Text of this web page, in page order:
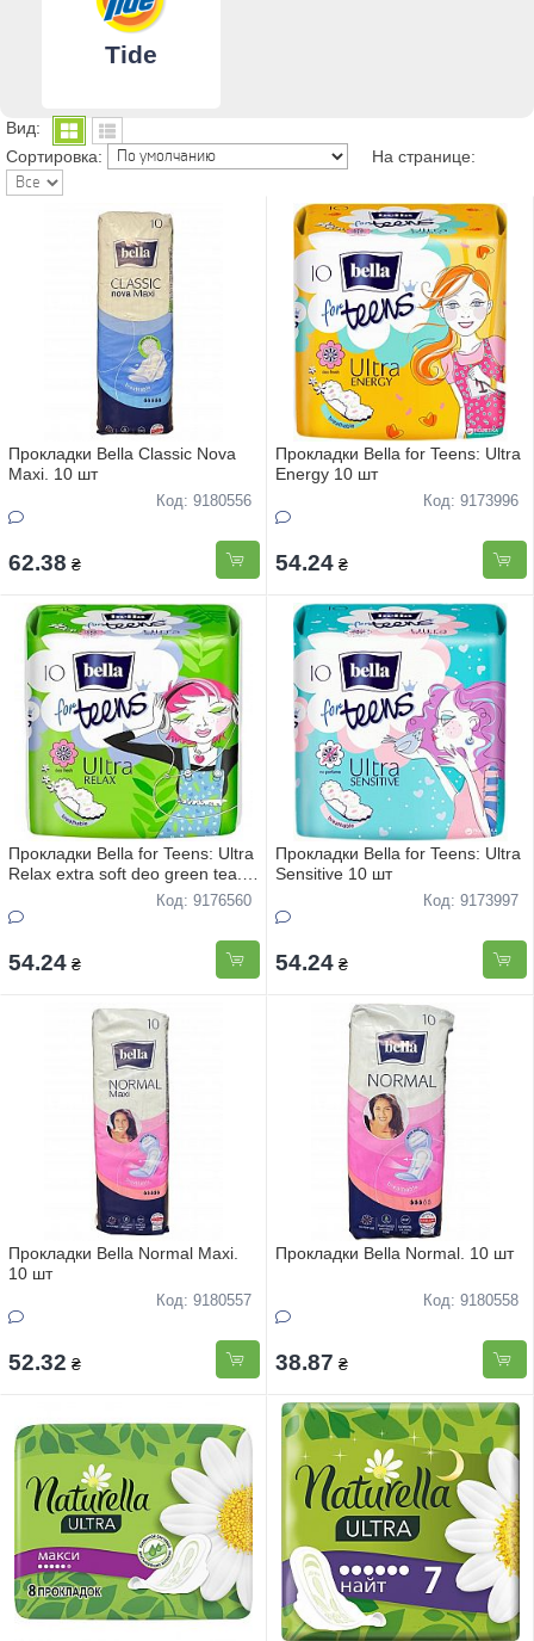
Tide
Вид:
Сортировка:
На странице:
Прокладки Bella Classic Nova
Maxi. 10 шт
Код: 9180556
62.38 ₴
Прокладки Bella for Teens: Ultra
Energy 10 шт
Код: 9173996
54.24 ₴
Прокладки Bella for Teens: Ultra
Relax extra soft deo greеn tea.
Код: 9176560
54.24 ₴
Прокладки Bella for Teens: Ultra
Sensitive 10 шт
Код: 9173997
54.24 ₴
Прокладки Bella Normal Maxi.
10 шт
Код: 9180557
52.32 ₴
Прокладки Bella Normal. 10 шт
Код: 9180558
38.87 ₴